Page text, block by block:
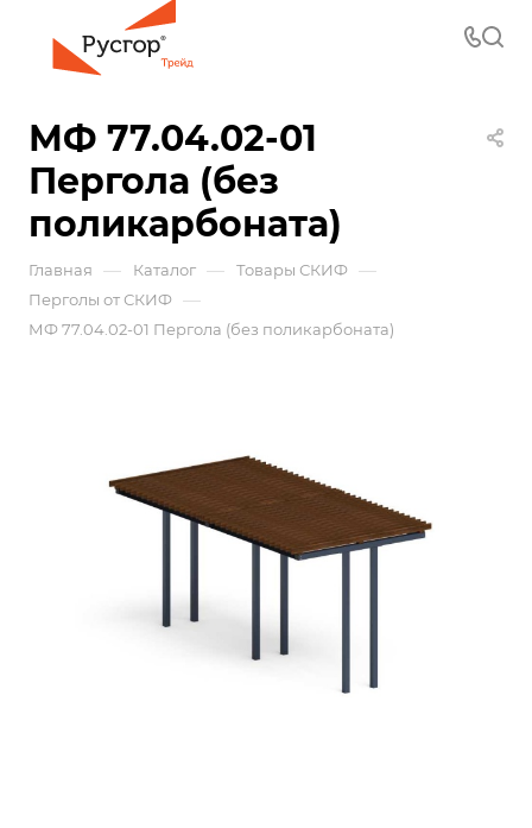
МФ 77.04.02-01
Пергола (без
поликарбоната)
Главная — Каталог — Товары СКИФ —
Перголы от СКИФ —
МФ 77.04.02-01 Пергола (без поликарбоната)